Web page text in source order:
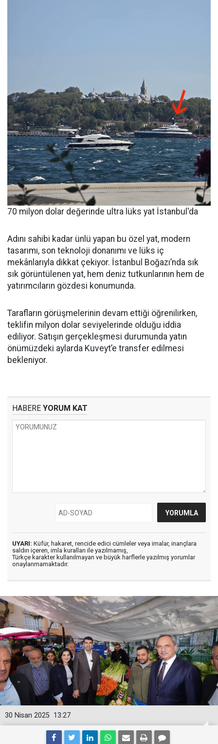
70 milyon dolar değerinde ultra lüks yat İstanbul'da
Adını sahibi kadar ünlü yapan bu özel yat, modern
tasarımı, son teknoloji donanımı ve lüks iç
mekânlarıyla dikkat çekiyor. İstanbul Boğazı’nda sık
sık görüntülenen yat, hem deniz tutkunlarının hem de
yatırımcıların gözdesi konumunda.
Tarafların görüşmelerinin devam ettiği öğrenilirken,
teklifin milyon dolar seviyelerinde olduğu iddia
ediliyor. Satışın gerçekleşmesi durumunda yatın
önümüzdeki aylarda Kuveyt’e transfer edilmesi
bekleniyor.
HABERE YORUM KAT
UYARI: Küfür, hakaret, rencide edici cümleler veya imalar, inançlara
saldırı içeren, imla kuralları ile yazılmamış,
Türkçe karakter kullanılmayan ve büyük harflerle yazılmış yorumlar
onaylanmamaktadır.
13:27
30 Nisan 2025